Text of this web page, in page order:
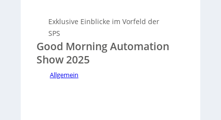
die Messestände.
Exklusive Einblicke im Vorfeld der
SPS
Good Morning Automation
Show 2025
Allgemein